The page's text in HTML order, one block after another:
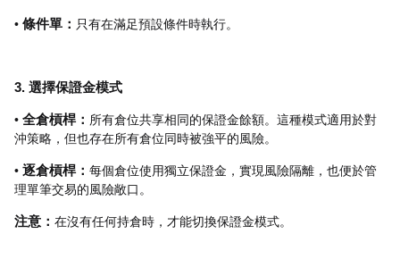
• 條件單： 只有在滿足預設條件時執行。
3. 選擇保證金模式
• 全倉槓桿： 所有倉位共享相同的保證金餘額。這種模式適用於對
沖策略，但也存在所有倉位同時被強平的風險。
• 逐倉槓桿： 每個倉​​位使用獨立保證金，實現風險隔離，也便於管
理單筆交易的風險敞口。
注意： 在沒有任何持倉時，才能切換保證金模式。